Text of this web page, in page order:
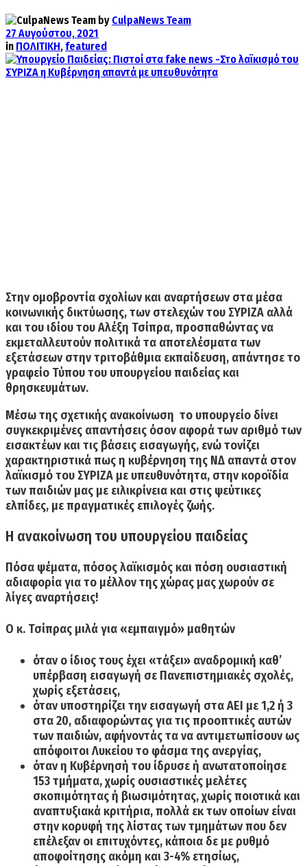
by CulpaNews Team
27 Αυγούστου, 2021
in ΠΟΛΙΤΙΚΗ, featured
Στην ομοβροντία σχολίων και αναρτήσεων στα μέσα
κοινωνικής δικτύωσης, των στελεχών του ΣΥΡΙΖΑ αλλά
και του ιδίου του Αλέξη Τσίπρα,προσπαθώντας να
εκμεταλλευτούν πολιτικά τα αποτελέσματα των
εξετάσεων στην τριτοβάθμια εκπαίδευση, απάντησε το
γραφείο Τύπου του υπουργείου παιδείας και
θρησκευμάτων.
Μέσω της σχετικής ανακοίνωση το υπουργείο δίνει
συγκεκριμένες απαντήσεις όσον αφορά των αριθμό των
εισακτέων και τις βάσεις εισαγωγής, ενώ τονίζει
χαρακτηριστικά πως η κυβέρνηση της ΝΔ απαντά στον
λαϊκισμό του ΣΥΡΙΖΑ με υπευθυνότητα, στην κοροϊδία
των παιδιών μας με ειλικρίνεια και στις ψεύτικες
ελπίδες, με πραγματικές επιλογές ζωής.
Η ανακοίνωση του υπουργείου παιδείας
Πόσα ψέματα, πόσος λαϊκισμός και πόση ουσιαστική
αδιαφορία για το μέλλον της χώρας μας χωρούν σε
λίγες αναρτήσεις!
Ο κ. Τσίπρας μιλά για «εμπαιγμό» μαθητών
όταν ο ίδιος τους έχει «τάξει» αναδρομική καθ’
υπέρβαση εισαγωγή σε Πανεπιστημιακές σχολές,
χωρίς εξετάσεις,
όταν υποστηρίζει την εισαγωγή στα ΑΕΙ με 1,2 ή 3
στα 20, αδιαφορώντας για τις προοπτικές αυτών
των παιδιών, αφήνοντάς τα να αντιμετωπίσουν ως
απόφοιτοι Λυκείου το φάσμα της ανεργίας,
όταν η Κυβέρνησή του ίδρυσε ή ανωτατοποίησε
153 τμήματα, χωρίς ουσιαστικές μελέτες
σκοπιμότητας ή βιωσιμότητας,χωρίς ποιοτικά και
αναπτυξιακά κριτήρια, πολλά εκ των οποίων είναι
στην κορυφή της λίστας των τμημάτων που δεν
επέλεξαν οι επιτυχόντες, κάποια δε με ρυθμό
αποφοίτησης ακόμη και 3-4% ετησίως,